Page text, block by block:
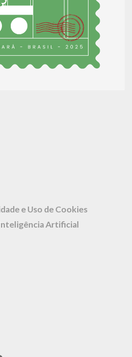
e Uso de Cookies
Artificial